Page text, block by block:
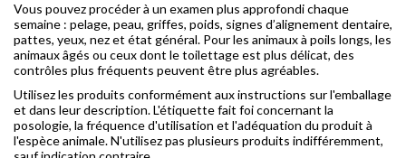
Vous pouvez procéder à un examen plus approfondi chaque
semaine : pelage, peau, griffes, poids, signes d’alignement dentaire,
pattes, yeux, nez et état général. Pour les animaux à poils longs, les
animaux âgés ou ceux dont le toilettage est plus délicat, des
contrôles plus fréquents peuvent être plus agréables.
Utilisez les produits conformément aux instructions sur l'emballage
et dans leur description. L'étiquette fait foi concernant la
posologie, la fréquence d'utilisation et l'adéquation du produit à
l'espèce animale. N'utilisez pas plusieurs produits indifféremment,